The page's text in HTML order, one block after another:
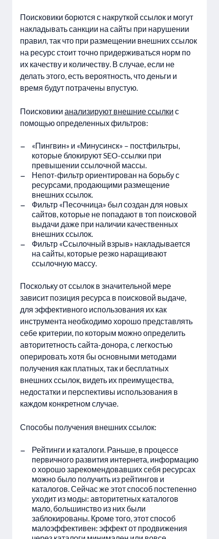
Поисковики борются с накруткой ссылок и могут
накладывать санкции на сайты при нарушении
правил, так что при размещении внешних ссылок
на ресурс стоит точно придерживаться норм по
их качеству и количеству. В случае, если не
делать этого, есть вероятность, что деньги и
время будут потрачены впустую.
Поисковики анализируют внешние ссылки с
помощью определенных фильтров:
«Пингвин» и «Минусинск» – постфильтры,
которые блокируют SEO-ссылки при
превышении ссылочной массы.
Непот-фильтр ориентирован на борьбу с
ресурсами, продающими размещение
внешних ссылок.
Фильтр «Песочница» был создан для новых
сайтов, которые не попадают в топ поисковой
выдачи даже при наличии качественных
внешних ссылок.
Фильтр «Ссылочный взрыв» накладывается
на сайты, которые резко наращивают
ссылочную массу.
Поскольку от ссылок в значительной мере
зависит позиция ресурса в поисковой выдаче,
для эффективного использования их как
инструмента необходимо хорошо представлять
себе критерии, по которым можно определить
авторитетность сайта-донора, с легкостью
оперировать хотя бы основными методами
получения как платных, так и бесплатных
внешних ссылок, видеть их преимущества,
недостатки и перспективы использования в
каждом конкретном случае.
Способы получения внешних ссылок:
Рейтинги и каталоги. Раньше, в процессе
первичного развития интернета, информацию
о хорошо зарекомендовавших себя ресурсах
можно было получить из рейтингов и
каталогов. Сейчас же этот способ постепенно
уходит из моды: авторитетных каталогов
мало, большинство из них были
заблокированы. Кроме того, этот способ
малоэффективен: эффект от продвижения